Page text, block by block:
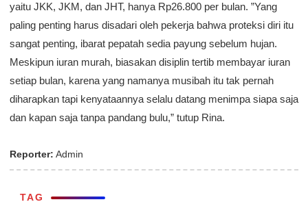
yaitu JKK, JKM, dan JHT, hanya Rp26.800 per bulan. ”Yang
paling penting harus disadari oleh pekerja bahwa proteksi diri itu
sangat penting, ibarat pepatah sedia payung sebelum hujan.
Meskipun iuran murah, biasakan disiplin tertib membayar iuran
setiap bulan, karena yang namanya musibah itu tak pernah
diharapkan tapi kenyataannya selalu datang menimpa siapa saja
dan kapan saja tanpa pandang bulu,” tutup Rina.
Reporter: Admin
TAG